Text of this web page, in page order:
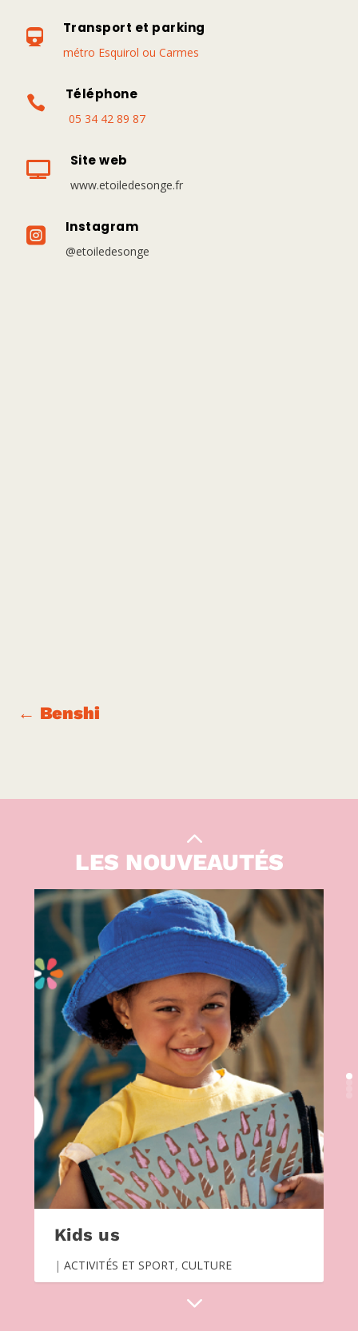
 Transport et parking
métro Esquirol ou Carmes
 Téléphone
05 34 42 89 87
 Site web
www.etoiledesonge.fr
 Instagram
@etoiledesonge
← Benshi
Kids us
| ACTIVITÉS ET SPORT, CULTURE
LES NOUVEAUTÉS